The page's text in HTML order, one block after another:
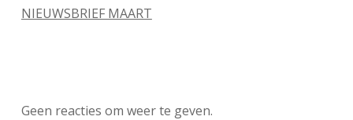
NIEUWSBRIEF MAART
Geen reacties om weer te geven.